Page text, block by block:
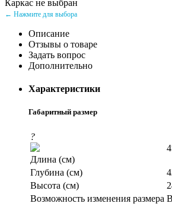
Каркас не выбран
← Нажмите для выбора
Описание
Отзывы о товаре
Задать вопрос
Дополнительно
Характеристики
Габаритный размер
?
Длина (см)
Глубина (см)
Высота (см)
Возможность изменения размера